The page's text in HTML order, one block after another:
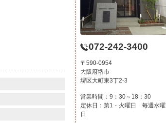
072-242-3400
〒590-0954
大阪府堺市
堺区大町東3丁2-3
営業時間：9：30～18：30
定休日：第1・火曜日 毎週水曜
日